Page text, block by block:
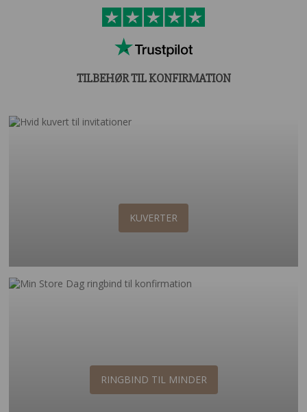
TILBEHØR TIL KONFIRMATION
KUVERTER
RINGBIND TIL MINDER